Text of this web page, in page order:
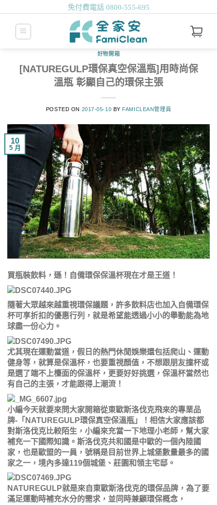
免付費電話 0800-555-695
好物開箱
[NATUREGULP環保真空保溫瓶]用時尚保
溫瓶 彰顯自己的環保主張
POSTED ON 2017-05-10 BY FAMICLEAN管理員
10
5 月
買瓶裝飲料，遜！自備環保保溫杯現在才是王道！
隨著大眾越來越重視環保議題，許多飲料店也加入自備環保
杯可享折扣的優惠行列，就是希望能透過小小的舉動能為地
球盡一份心力。
尤其現在運動當道，假日的熱門休閒娛樂還包括爬山、運動
健身等，就算是保溫杯，也要重視顏值，不想跟朋友撞杯或
是選了端不上檯面的保溫杯，更要好好挑選，保溫杯當然也
有自己的主張，才能跟得上潮流！
小編今天就要來問大家開箱從東歐斯洛伐克飛來的專業品
牌-「NATUREGULP環保真空保溫瓶」！相信大家應該都
對斯洛伐克比較陌生，小編來充當一下地理小老師，幫大家
補充一下國際知識。斯洛伐克共和國是中歐的一個內陸國
家，也是歐盟的一員，號稱是目前世界上城堡數量最多的國
家之一，境內多達119個城堡、莊園和領主宅邸。
NATUREGULP就是來自東歐斯洛伐克的環保品牌，為了要
滿足運動時補充水分的需求，並同時兼顧環保概念，